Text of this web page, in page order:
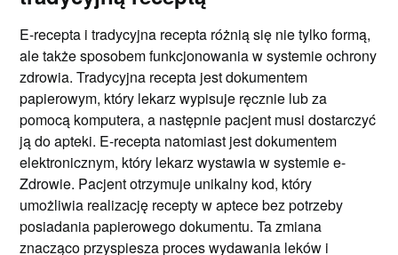
E-recepta i tradycyjna recepta różnią się nie tylko formą,
ale także sposobem funkcjonowania w systemie ochrony
zdrowia. Tradycyjna recepta jest dokumentem
papierowym, który lekarz wypisuje ręcznie lub za
pomocą komputera, a następnie pacjent musi dostarczyć
ją do apteki. E-recepta natomiast jest dokumentem
elektronicznym, który lekarz wystawia w systemie e-
Zdrowie. Pacjent otrzymuje unikalny kod, który
umożliwia realizację recepty w aptece bez potrzeby
posiadania papierowego dokumentu. Ta zmiana
znacząco przyspiesza proces wydawania leków i